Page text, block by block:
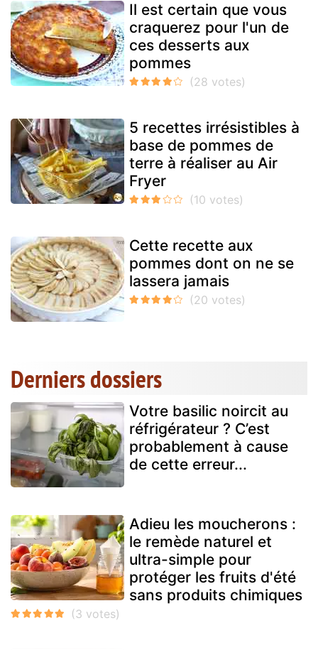
Il est certain que vous
craquerez pour l'un de
ces desserts aux
pommes
5 recettes irrésistibles à
base de pommes de
terre à réaliser au Air
Fryer
Cette recette aux
pommes dont on ne se
lassera jamais
Derniers dossiers
Votre basilic noircit au
réfrigérateur ? C’est
probablement à cause
de cette erreur...
Adieu les moucherons :
le remède naturel et
ultra-simple pour
protéger les fruits d'été
sans produits chimiques